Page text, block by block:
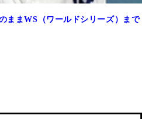
ままWS（ワールドシリーズ）まで